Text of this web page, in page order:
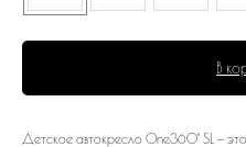
В
Детское автокресло One360° SL —